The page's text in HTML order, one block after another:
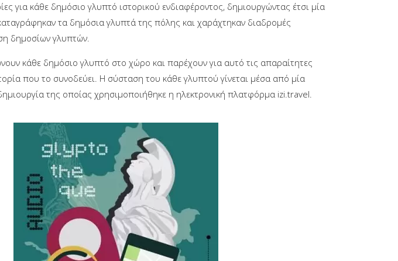
για κάθε δημόσιο γλυπτό ιστορικού ενδιαφέροντος, δημιουργώντας έτσι μία
τα δημόσια γλυπτά της πόλης και χαράχτηκαν διαδρομές
δημοσίων γλυπτών.
κάθε δημόσιο γλυπτό στο χώρο και παρέχουν για αυτό τις απαραίτητες
που το συνοδεύει. Η σύσταση του κάθε γλυπτού γίνεται μέσα από μία
της οποίας χρησιμοποιήθηκε η ηλεκτρονική πλατφόρμα izi.travel.